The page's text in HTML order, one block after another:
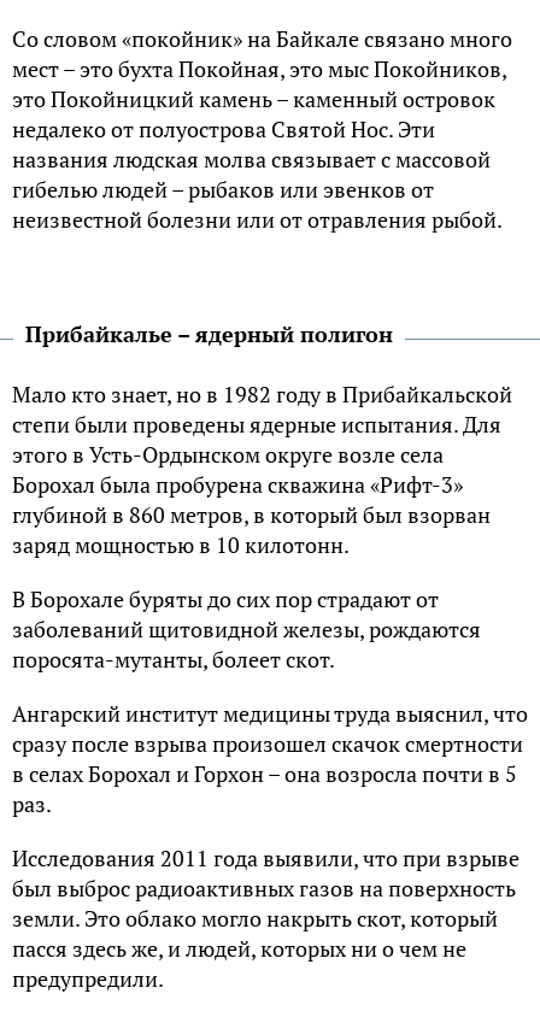
Со словом «покойник» на Байкале связано много
мест – это бухта Покойная, это мыс Покойников,
это Покойницкий камень – каменный островок
недалеко от полуострова Святой Нос. Эти
названия людская молва связывает с массовой
гибелью людей – рыбаков или эвенков от
неизвестной болезни или от отравления рыбой.
Прибайкалье – ядерный полигон
Мало кто знает, но в 1982 году в Прибайкальской
степи были проведены ядерные испытания. Для
этого в Усть-Ордынском округе возле села
Борохал была пробурена скважина «Рифт-3»
глубиной в 860 метров, в который был взорван
заряд мощностью в 10 килотонн.
В Борохале буряты до сих пор страдают от
заболеваний щитовидной железы, рождаются
поросята-мутанты, болеет скот.
Ангарский институт медицины труда выяснил, что
сразу после взрыва произошел скачок смертности
в селах Борохал и Горхон – она возросла почти в 5
раз.
Исследования 2011 года выявили, что при взрыве
был выброс радиоактивных газов на поверхность
земли. Это облако могло накрыть скот, который
пасся здесь же, и людей, которых ни о чем не
предупредили.